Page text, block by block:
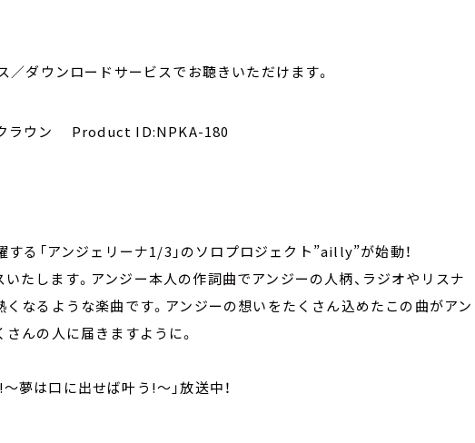
ダウンロードサービスでお聴きいただけます。
ラウン Product ID:NPKA-180
する「アンジェリーナ1/3」のソロプロジェクト”ailly”が始動！
いたします。アンジー本人の作詞曲でアンジーの人柄、ラジオやリスナ
なるような楽曲です。アンジーの想いをたくさん込めたこの曲がアン
んの人に届きますように。
夢は口に出せば叶う!～」放送中！